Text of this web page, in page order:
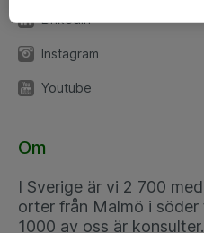
Linkedin
Instagram
Youtube
Om
I Sverige är vi 2 700
orter från Malmö i söder
1000 av oss är konsulter.